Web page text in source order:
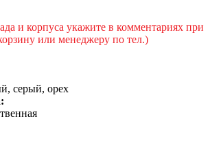
и корпуса укажите в комментариях при
или менеджеру по тел.)
серый, орех